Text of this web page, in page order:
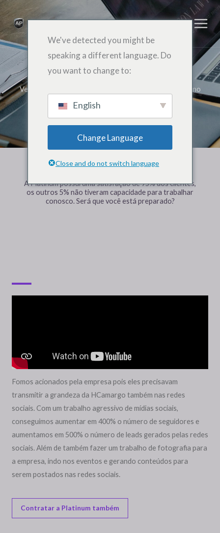
内
容
成功的故事
Veja alguns de nossos clientes que vêm se destacando no
mercado graças aos nossos serviços.
A Platinum possui uma satisfação de 95% dos clientes,
os outros 5% não tiveram capacidade para trabalhar
conosco. Será que você está preparado?
construídos.
Fomos acionados pela empresa pois eles precisavam
transmitir a grandeza da HCamargo também nas redes
sociais. Com um trabalho agressivo de mídias sociais,
conseguimos aumentar em 400% o número de seguidores e
aumentamos em 500% o número de leads gerados pelas redes
sociais. Além de também fazer um trabalho de fotografia para
a empresa, indo nos eventos e gerando conteúdos para
serem postados nas redes sociais.
Contratar a Platinum também
We've detected you might be
speaking a different language. Do
you want to change to:
English
Change Language
Close and do not switch language